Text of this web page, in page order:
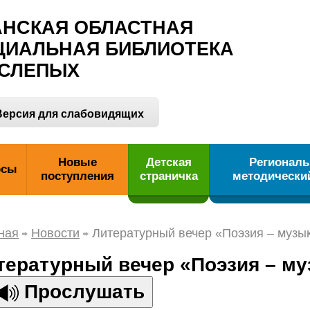
ОБЛАСТНАЯ
БИБЛИОТЕКА
для слабовидящих
Новые
поступления
Детская
страничка
Новости Литературный вечер «Поэзия –
вечер «Поэзия –
Прослушать